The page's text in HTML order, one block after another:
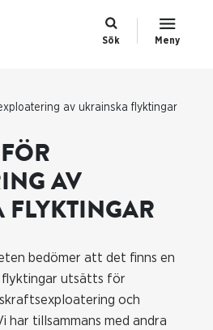
Sök Meny
av ukrainska flyktingar
AV
FLYKTINGAR
bedömer att det finns en
flyktingar utsätts för
och
har tillsammans med andra